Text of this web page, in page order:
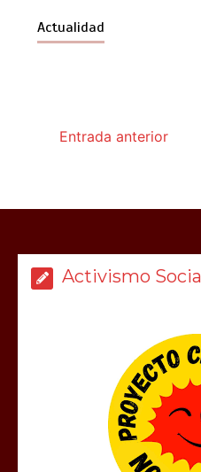
Actualidad
Entrada anterior
Activismo